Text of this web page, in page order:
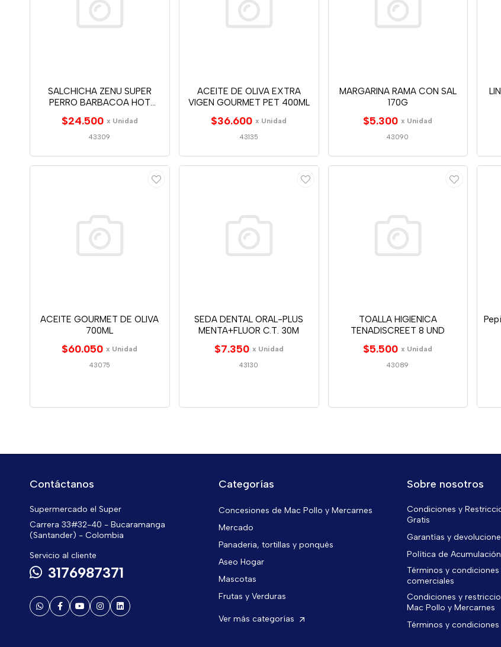
SALCHICHA ZENU SUPER
PERRO BARBACOA HOT
$24.500 x Unidad
43309
ACEITE DE OLIVA EXTRA
VIGEN GOURMET PET 400ML
$36.600 x Unidad
43135
MARGARINA RAMA CON SAL
170G
$5.300 x Unidad
43090
ACEITE GOURMET DE OLIVA
700ML
$60.050 x Unidad
43075
SEDA DENTAL ORAL-PLUS
MENTA+FLUOR C.T. 30M
$7.350 x Unidad
43130
TOALLA HIGIENICA
TENADISCREET 8 UND
$5.500 x Unidad
43089
Contáctanos
Supermercado el Super
Carrera 33#32-40 - Bucaramanga
(Santander) - Colombia
Servicio al cliente
3176987371
Categorías
Concesiones de Mac Pollo y Mercarnes
Mercado
Panaderia, tortillas y ponqués
Aseo Hogar
Mascotas
Frutas y Verduras
Ver más categorías
Sobre nosotros
Condiciones y
Gratis
Garantías y
Política de
Términos y
comerciales
Condiciones y
Mac Pollo y Mercarnes
Términos y